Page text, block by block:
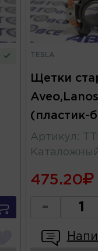
TESLA
Щетки
(пластик-
Артикул :
475.20
-